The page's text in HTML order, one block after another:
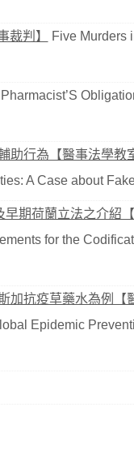
判】
Five Murders
助行為【醫事法學教
A Case about
期荷蘭立法之介紹【
for the
抗疫草藥水為例【
Epidemic